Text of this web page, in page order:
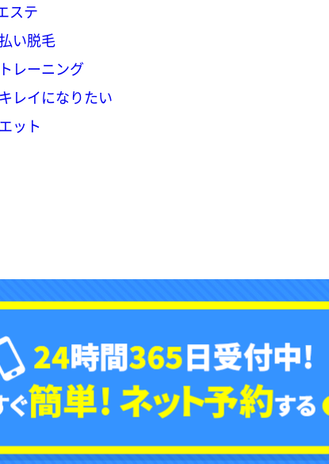
ステ
い脱毛
レーニング
レイになりたい
ット